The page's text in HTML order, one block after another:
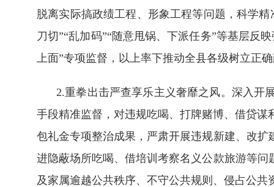
脱离实际搞政绩工程、形象工程等问题，科学
刀切”“乱加码”“随意甩锅、下派任务”等基层反
上面”专项监督，以上率下推动全县各级树立正
2.重拳出击严查享乐主义奢靡之风。深入开
手段精准监督，对违规吃喝、打牌赌博、借贷
包礼金专项整治成果，严肃开展违规新建、改
进隐蔽场所吃喝、借培训考察名义公款旅游等
及家属逾越公共秩序、不守公共规则、侵占公